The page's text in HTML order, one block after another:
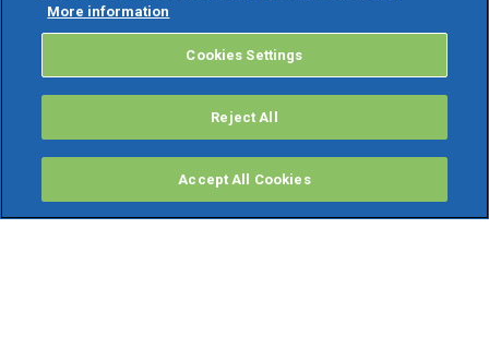
More information
Cookies Settings
Reject All
Accept All Cookies